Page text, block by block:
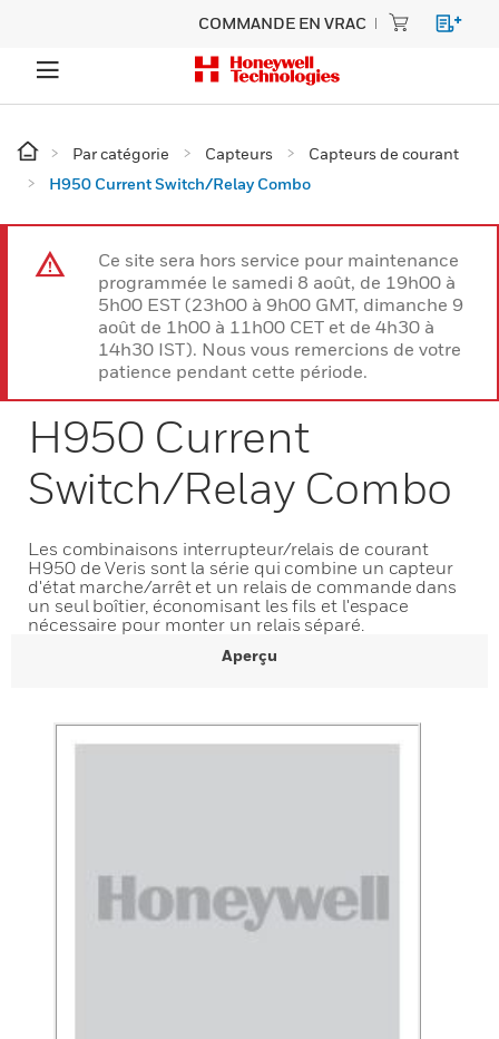
COMMANDE EN VRAC
Par catégorie Capteurs
Capteurs de courant
H950 Current Switch/Relay Combo
Ce site sera hors service pour maintenance
programmée le samedi 8 août, de 19h00 à
5h00 EST (23h00 à 9h00 GMT, dimanche 9
août de 1h00 à 11h00 CET et de 4h30 à
14h30 IST). Nous vous remercions de votre
patience pendant cette période.
H950 Current
Switch/Relay Combo
Les combinaisons interrupteur/relais de courant
H950 de Veris sont la série qui combine un capteur
d'état marche/arrêt et un relais de commande dans
un seul boîtier, économisant les fils et l'espace
nécessaire pour monter un relais séparé.
Aperçu